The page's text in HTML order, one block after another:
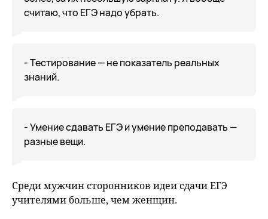
считаю, что ЕГЭ надо убрать.
- Тестирование — не показатель реальных
знаний.
- Умение сдавать ЕГЭ и умение преподавать —
разные вещи.
Среди мужчин сторонников идеи сдачи ЕГЭ
учителями больше, чем женщин.